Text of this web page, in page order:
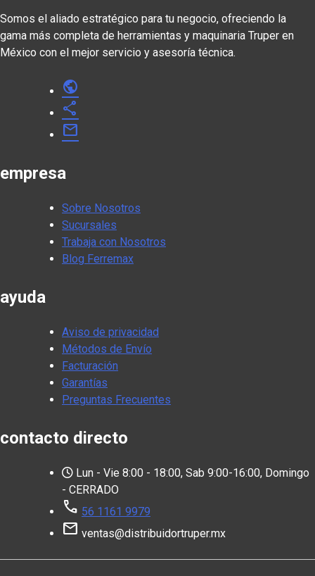
Somos el aliado estratégico para tu negocio, ofreciendo la
gama más completa de herramientas y maquinaria Truper en
México con el mejor servicio y asesoría técnica.
public
share
mail
empresa
Sobre Nosotros
Sucursales
Trabaja con Nosotros
Blog Ferremax
ayuda
Aviso de privacidad
Métodos de Envío
Facturación
Garantías
Preguntas Frecuentes
contacto directo
Lun - Vie 8:00 - 18:00, Sab 9:00-16:00, Domingo
- CERRADO
call 56 1161 9979
mail ventas@distribuidortruper.mx